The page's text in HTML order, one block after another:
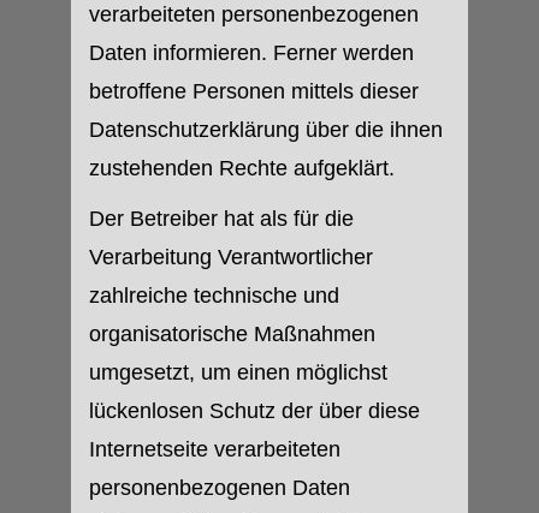
verarbeiteten personenbezogenen
Daten informieren. Ferner werden
betroffene Personen mittels dieser
Datenschutzerklärung über die ihnen
zustehenden Rechte aufgeklärt.
Der Betreiber hat als für die
Verarbeitung Verantwortlicher
zahlreiche technische und
organisatorische Maßnahmen
umgesetzt, um einen möglichst
lückenlosen Schutz der über diese
Internetseite verarbeiteten
personenbezogenen Daten